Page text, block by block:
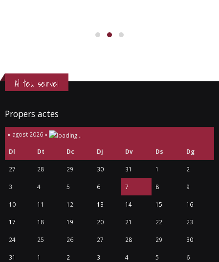
Al teu servei
Propers actes
« agost 2026»
Dl Dt Dc Dj Dv Ds Dg
27 28 29 30 31 1 2
3 4 5 6 7 8 9
10 11 12 13 14 15 16
17 18 19 20 21 22 23
24 25 26 27 28 29 30
31 1 2 3 4 5
6